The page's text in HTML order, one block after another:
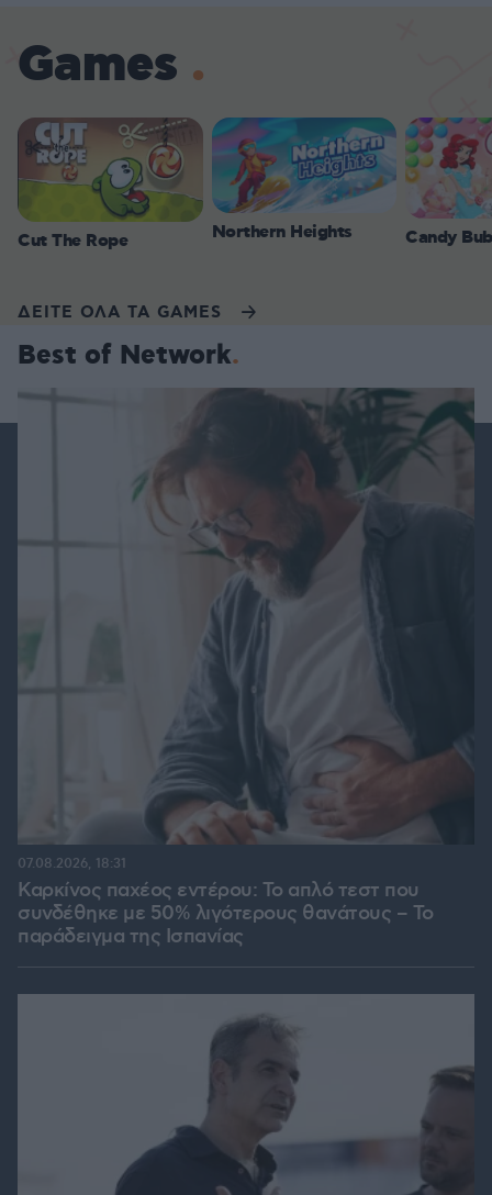
Games
Cut The Rope Northern Heights Candy
ΔΕΙΤΕ ΟΛΑ ΤΑ GAMES
Best of Network
Καρκίνος παχέος εντέρου: Το απλό τεστ που
συνδέθηκε με 50% λιγότερους θανάτους – Το
παράδειγμα της Ισπανίας
07.08.2026, 18:31